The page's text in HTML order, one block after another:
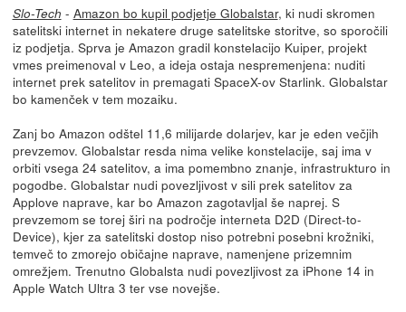
Slo-Tech - Amazon bo kupil podjetje Globalstar, ki nudi skromen
satelitski internet in nekatere druge satelitske storitve, so sporočili
iz podjetja. Sprva je Amazon gradil konstelacijo Kuiper, projekt
vmes preimenoval v Leo, a ideja ostaja nespremenjena: nuditi
internet prek satelitov in premagati SpaceX-ov Starlink. Globalstar
bo kamenček v tem mozaiku.
Zanj bo Amazon odštel 11,6 milijarde dolarjev, kar je eden večjih
prevzemov. Globalstar resda nima velike konstelacije, saj ima v
orbiti vsega 24 satelitov, a ima pomembno znanje, infrastrukturo in
pogodbe. Globalstar nudi povezljivost v sili prek satelitov za
Applove naprave, kar bo Amazon zagotavljal še naprej. S
prevzemom se torej širi na področje interneta D2D (Direct-to-
Device), kjer za satelitski dostop niso potrebni posebni krožniki,
temveč to zmorejo običajne naprave, namenjene prizemnim
omrežjem. Trenutno Globalsta nudi povezljivost za iPhone 14 in
Apple Watch Ultra 3 ter vse novejše.